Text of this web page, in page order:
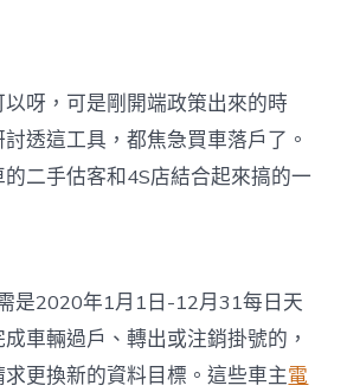
呀，可是剛開端政策出來的時
透這工具，都焦急買車落戶了。
二手估客和4S店結合起來搞的一
是2020年1月1日-12月31每日天
車輛過戶、轉出或注銷掛號的，
更換新的資料目標。這些車主電